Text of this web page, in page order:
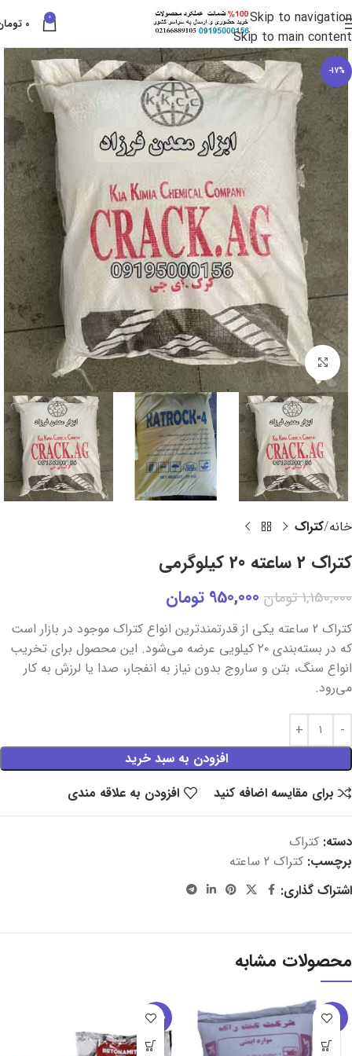
Skip to navigation
Skip to main content
0
0
-17%
برای بزرگنمایی کلیک کنید
خانه کتراک
کتراک 2 ساعته 20 کیلوگرمی
1,150,000 تومان 950,000 تومان
کتراک 2 ساعته یکی از قدرتمندترین انواع کتراک موجود در بازار است
که در بسته‌بندی ۲۰ کیلویی عرضه می‌شود. این محصول برای تخریب
انواع سنگ، بتن و ساروج بدون نیاز به انفجار، صدا یا لرزش به کار
می‌رود.
افزودن به سبد خرید
برای مقایسه اضافه کنید
افزودن به علاقه مندی
دسته: کتراک
برچسب: کتراک 2 ساعته
اشتراک گذاری:
محصولات مشابه
-31%
-37%